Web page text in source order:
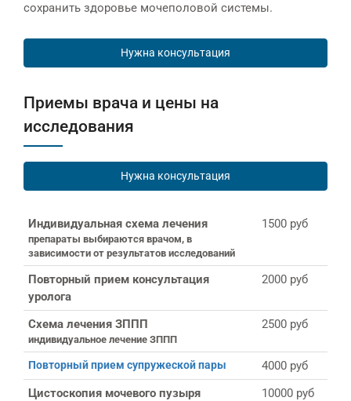
сохранить здоровье мочеполовой системы.
Нужна консультация
Приемы врача и цены на
исследования
Нужна консультация
Индивидуальная схема лечения
препараты выбираются врачом, в
зависимости от результатов исследований
1500 руб
Повторный прием консультация
уролога
2000 руб
Схема лечения ЗППП
индивидуальное лечение ЗППП
2500 руб
Повторный прием супружеской пары
4000 руб
Цистоскопия мочевого пузыря
10000 руб